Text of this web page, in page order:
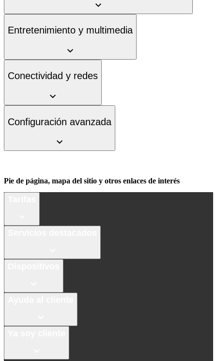
Entretenimiento y multimedia
Conectividad y redes
Configuración avanzada
Pie de página, mapa del sitio y otros enlaces de interés